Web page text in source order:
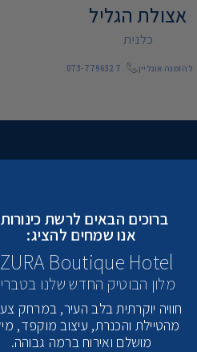
אצולת הגליל
כלנית
להזמנה אונליין 073-7796327
?
נחזור
ברוכים הבאים לרשת
אנו שמחים להציג:
Boutique Hotel
מלון הבוטיק החדש שלנו
חוויה יוקרתית בלב העיר, במרחק
מהטיילת והכנרת, עיצוב מוקפד,
מושלם ואירוח ברמה גבוהה.